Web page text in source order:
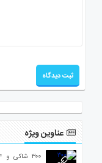
عناوین ویژه